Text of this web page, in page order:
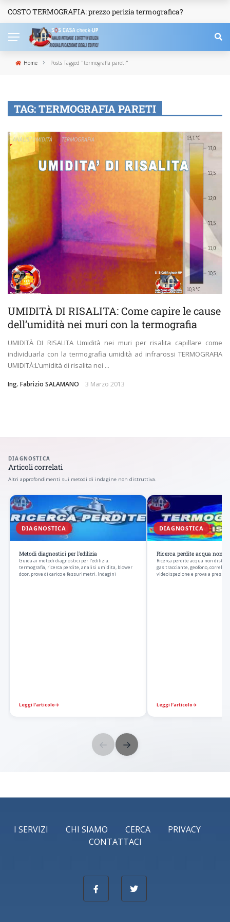
NEWS
COSTO TERMOGRAFIA: prezzo perizia termografica?
Home › Posts Tagged "termografia pareti"
TAG:TERMOGRAFIA PARETI
ANALISI UMIDITÀ TERMOGRAFIA
UMIDITÀ DI RISALITA: Come capire le cause
dell’umidità nei muri con la termografia
UMIDITÀ DI RISALITA Umidità nei muri per risalita capillare come
individuarla con la termografia umidità ad infrarossi TERMOGRAFIA
UMIDITÀ:L’umidità di risalita nei ...
Ing. Fabrizio SALAMANO 3 Marzo 2013
DIAGNOSTICA
Articoli correlati
Altri approfondimenti sui metodi di indagine non distruttiva.
DIAGNOSTICA
Metodi diagnostici per l'edilizia
Guida ai metodi diagnostici per l'edilizia:
termografia, ricerca perdite, analisi umidita, blower
door, prove di carico e fessurimetri. Indagini
Leggi l’articolo→
DIAGNOSTICA
Ricerca perdite acqua non
Ricerca perdite acqua non
gas tracciante, geofono,
videoispezione e prova a
Leggi l’articolo→
← →
I SERVIZI CHI SIAMO CERCA
PRIVACY
CONTATTACI